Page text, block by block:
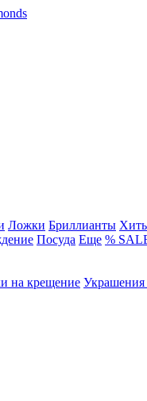
Ложки Бриллианты
Посуда Еще %
на крещение Украшения